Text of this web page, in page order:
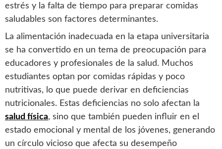
estrés y la falta de tiempo para preparar comidas
saludables son factores determinantes.
La alimentación inadecuada en la etapa universitaria
se ha convertido en un tema de preocupación para
educadores y profesionales de la salud. Muchos
estudiantes optan por comidas rápidas y poco
nutritivas, lo que puede derivar en deficiencias
nutricionales. Estas deficiencias no solo afectan la
salud física, sino que también pueden influir en el
estado emocional y mental de los jóvenes, generando
un círculo vicioso que afecta su desempeño